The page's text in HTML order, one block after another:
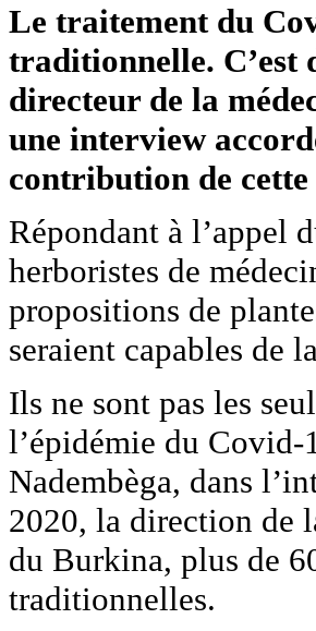
Le traitement du
traditionnelle. C’est
directeur de la
une interview
contribution de
Répondant à l’appel
herboristes de
propositions de
seraient capables de
Ils ne sont pas les
l’épidémie du Covid-
Nadembèga, dans
2020, la direction de
du Burkina, plus de
traditionnelles.